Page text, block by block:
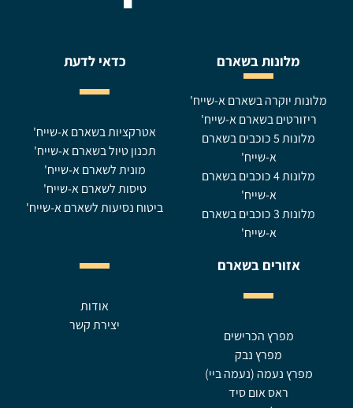
מלונות בשארם
מלונות יוקרה בשארם א-שייח'
ריזורטים בשארם א-שייח'
מלונות 5 כוכבים בשארם
א-שייח'
מלונות 4 כוכבים בשארם
א-שייח'
מלונות 3 כוכבים בשארם
א-שייח'
כדאי לדעת
אטרקציות בשארם א-שייח'
תכנון טיול בשארם א-שייח'
מונית לשארם א-שייח'
טיסות לשארם א-שייח'
ביטוח נסיעות לשארם א-שייח'
אזורים בשארם
מפרץ הכרישים
מפרץ נבק
מפרץ נעמה (נעמה ביי)
ראס אום סיד
אודות
יצירת קשר